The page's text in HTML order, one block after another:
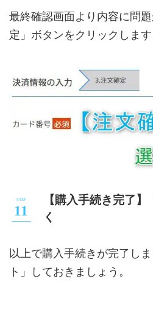
最終確認画面より内容に問
定」ボタンをクリックします
【購入手続き完了
く
以上で購入手続きが完了し
ト」しておきましょう。